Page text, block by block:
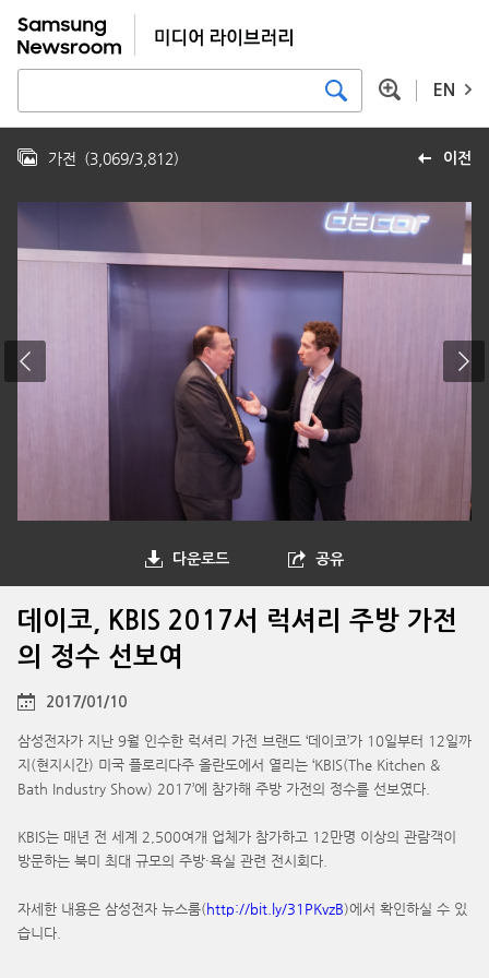
EN
이전
가전 (3,069/3,812)
다운로드 공유
데이코, KBIS 2017서 럭셔리 주방 가전
의 정수 선보여
2017/01/10
삼성전자가 지난 9월 인수한 럭셔리 가전 브랜드 ‘데이코’가 10일부터 12일까
지(현지시간) 미국 플로리다주 올란도에서 열리는 ‘KBIS(The Kitchen &
Bath Industry Show) 2017’에 참가해 주방 가전의 정수를 선보였다.
KBIS는 매년 전 세계 2,500여개 업체가 참가하고 12만명 이상의 관람객이
방문하는 북미 최대 규모의 주방·욕실 관련 전시회다.
자세한 내용은 삼성전자 뉴스룸(http://bit.ly/31PKvzB)에서 확인하실 수 있
습니다.